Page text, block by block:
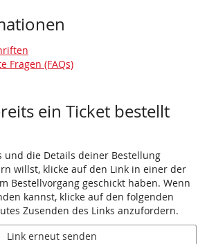
Fragen (FAQs)
ein Ticket bestellt
und die Details deiner Bestellung
willst, klicke auf den Link in einer der
Bestellvorgang geschickt haben. Wenn
kannst, klicke auf den folgenden
Zusenden des Links anzufordern.
Link erneut senden